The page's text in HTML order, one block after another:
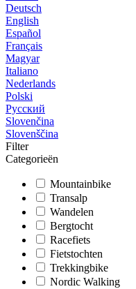
Deutsch
English
Español
Français
Magyar
Italiano
Nederlands
Polski
Русский
Slovenčina
Slovenščina
Filter
Categorieën
Mountainbike
Transalp
Wandelen
Bergtocht
Racefiets
Fietstochten
Trekkingbike
Nordic Walking